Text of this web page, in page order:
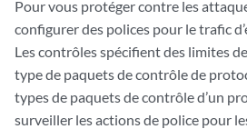
Pour vous protéger contre les
configurer des polices pour le trafic
Les contrôles spécifient des limites
type de paquets de contrôle de
types de paquets de contrôle d’un
surveiller les actions de police pour